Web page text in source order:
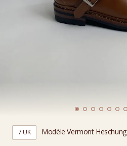
7 UK Modèle Vermont Heschung